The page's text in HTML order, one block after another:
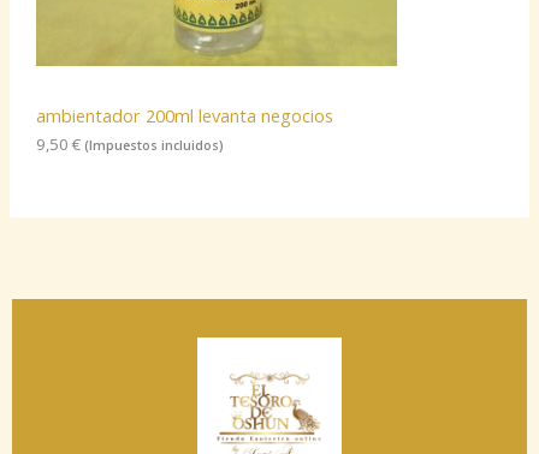
ambientador 200ml levanta negocios
9,50€ (Impuestos incluidos)